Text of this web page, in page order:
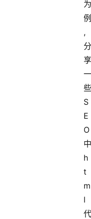
为
例
,
分
享
一
些
S
E
O
中
h
t
m
l
代